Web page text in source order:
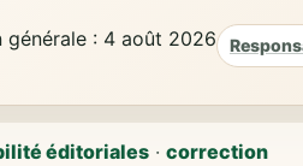
générale : 4 août 2026
éditoriales ·correction